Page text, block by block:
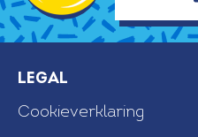
Legal
Cookieverklaring